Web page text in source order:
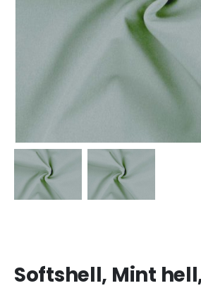
Softshell, Mint